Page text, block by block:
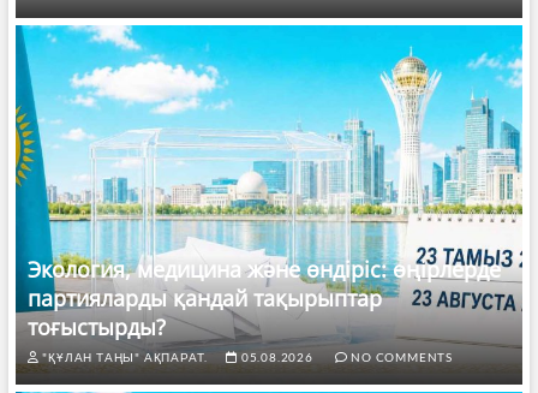
Экология, медицина және өндіріс: өңірлерде
партияларды қандай тақырыптар
тоғыстырды?
"ҚҰЛАН ТАҢЫ" АҚПАРАТ. 05.08.2026 NO COMMENTS